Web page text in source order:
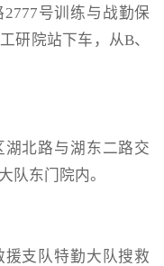
2777号训练与战勤保
研院站下车，从B、
北路与湖东二路交
队东门院内。
支队特勤大队搜救